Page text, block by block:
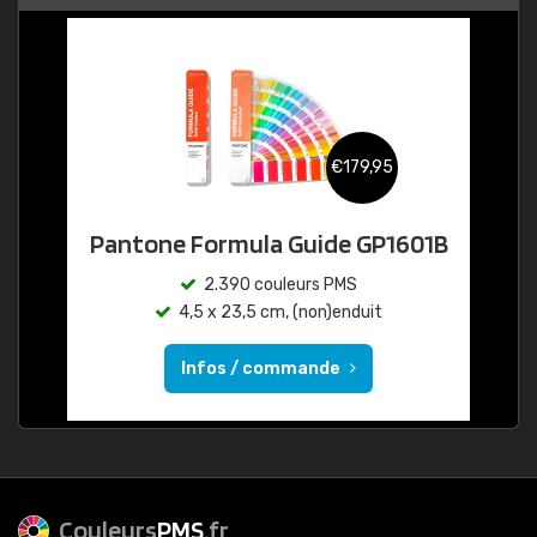
€179,95
Pantone Formula Guide GP1601B
2.390 couleurs PMS
4,5 x 23,5 cm, (non)enduit
Infos / commande
CouleursPMS.fr